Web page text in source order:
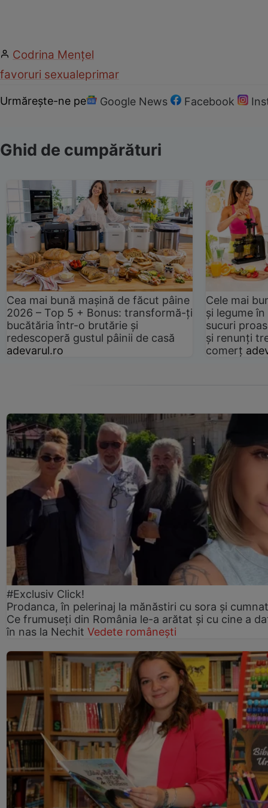
Codrina Mențel
favoruri sexualeprimar
Urmărește-ne pe Google News Facebook
Ghid de cumpărături
Cea mai bună mașină de făcut pâine
2026 – Top 5 + Bonus: transformă-ți
bucătăria într-o brutărie și
redescoperă gustul pâinii de casă
adevarul.ro
Cele mai
și legume
sucuri
și renunți
comerț
#Exclusiv Click!
Prodanca, în pelerinaj la mănăstiri cu sora și
Ce frumuseți din România le-a arătat și cu cine a
în nas la Nechit Vedete românești